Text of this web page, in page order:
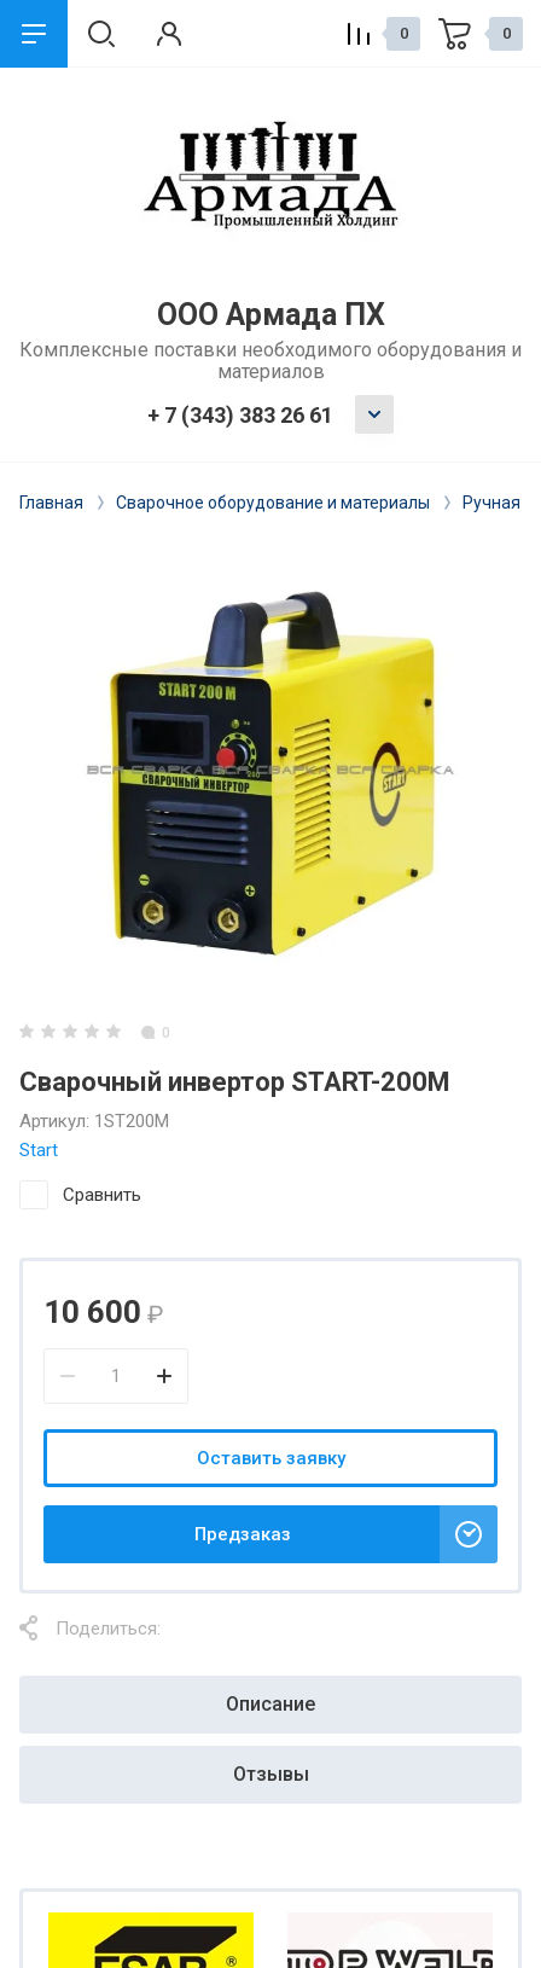
Сервис и поддержка
Способы оплаты
Ремонт и услуги
ООО Армада ПХ
Комплексные поставки необходимого оборудования и
материалов
+ 7 (343) 383 26 61
0 0
Главная Сварочное оборудование и материалы Ручная
0
Сварочный инвертор START-200М
Артикул: 1ST200М
Start
Сравнить
10 600 ₽
Предзаказ
Оставить заявку
Поделиться:
Описание
Отзывы